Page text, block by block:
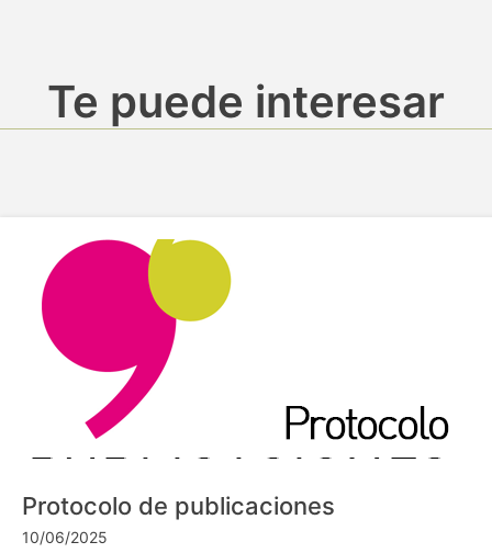
Te puede interesar
Protocolo de publicaciones
10/06/2025